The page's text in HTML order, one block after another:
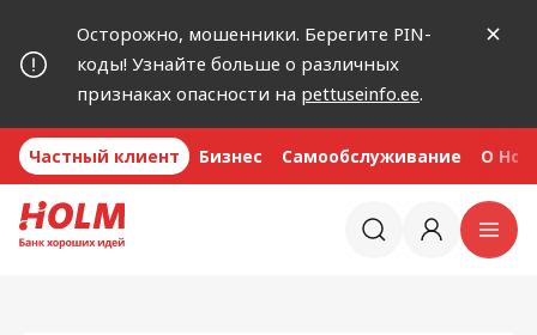
Осторожно, мошенники. Берегите PIN-
коды! Узнайте больше о различных
признаках опасности на pettuseinfo.ee.
Частный клиент Бизнес Самообслуживание O